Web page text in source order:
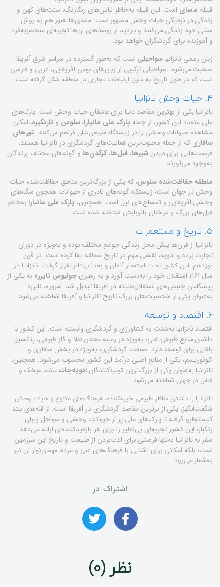
قبیله ماسای است. این قبیله به‌خاطر لباس‌های رنگارنگ، سنت‌های کهن و
زندگی در نزدیکی حیات وحش مشهور است. ماسای‌ها هنوز هم به روش
سنتی خود زندگی می‌کنند و بازدید از روستاهای آن‌ها تجربه‌ای منحصربه‌فرد
و آموزنده برای گردشگران خواهد بود.
زبان رسمی تانزانیاسواحیلی است که به‌طور گسترده در سراسر شرق آفریقا
صحبت می‌شود. سواحیلی ترکیبی از زبان‌های بومی آفریقایی، عربی و فارسی
است که در طول تاریخ به دلیل ارتباطات تجاری در منطقه شکل گرفته است.
۴. حیات وحش تانزانیا
تانزانیا یکی از بهترین مقاصد دنیا برای عاشقان حیات وحش است. پارک‌های
ملی متعدد این کشور، از جمله پارک ملی مانیارا، سلوس و تارنگیره، امکان
مشاهده حیوانات وحشی را در زیستگاه طبیعی‌شان فراهم می‌کنند. تورهای
سافاری که از جمله محبوب‌ترین فعالیت‌های گردشگری در تانزانیا هستند،
فرصت‌هایی برای دیدنشیرها، فیل‌ها، کرگدن‌ها و گونه‌های مختلف پرندگان
به‌وجود می‌آورند.
منطقه حفاظت‌شده سلوس، که یکی از بزرگ‌ترین مناطق حفاظت‌شده حیات
وحش در جهان است، زیستگاه گونه‌های نادری از حیوانات همچون سگ‌های
وحشی آفریقایی و تمساح‌های نیل است. همچنین، پارک ملی مانیارا به‌خاطر
فیل‌های بزرگ و درختان بائوبابش شناخته شده است.
۵. تاریخ و مستعمرات
تانزانیا از قرن‌ها پیش محل زندگی جوامع مختلف بوده و به‌ویژه در دوران
تجارت برده و ادویه، نقشی مهم در تاریخ منطقه ایفا کرده است. در قرن
نوزدهم، این کشور تحت استعمار آلمان و بعداً بریتانیا قرار گرفت. تانزانیا در
سال ۱۹۶۱ استقلال خود را به‌دست آورد و به رهبری
جولیوس نایرره به یکی از
پیشگامان جنبش‌های استقلال‌طلبانه در آفریقا تبدیل شد. امروزه، نایرره
به‌عنوان یکی از شخصیت‌های بزرگ تاریخ تانزانیا و آفریقا شناخته می‌شود.
۶. اقتصاد و توسعه
اقتصاد تانزانیا به‌شدت به کشاورزی و گردشگری وابسته است. این کشور با
داشتن منابع طبیعی غنی، به‌ویژه در زمینه معادن طلا و گاز طبیعی، پتانسیل
بالایی برای توسعه دارد. صنعت گردشگری، به‌ویژه در بخش سافاری و
اکوتوریسم، یکی از منابع اصلی درآمد این کشور محسوب می‌شود. همچنین،
تانزانیا به‌عنوان یکی از بزرگ‌ترین تولیدکنندگانادویه‌جاتمانند میخک و
فلفل در جهان شناخته می‌شود.
تانزانیا با داشتن مناظر طبیعی خیره‌کننده، فرهنگ‌های متنوع و حیات وحش
شگفت‌انگیز، یکی از برترین مقاصد گردشگری در آفریقا است. از قله‌های بلند
کلیمانجارو گرفته تا پارک‌های ملی پر از حیوانات وحشی و سواحل زیبای
زنگبار، این کشور تجربه‌ای بی‌نظیر را برای هر بازدیدکننده‌ای ارائه می‌دهد.
سفر به تانزانیا نه‌تنها فرصتی برای لذت‌بردن از طبیعت و تاریخ این سرزمین
است، بلکه امکانی برای آشنایی با فرهنگ‌های غنی و مردم مهمان‌نواز آن نیز
به‌شمار می‌رود.
اشتراک در
نظر (0)